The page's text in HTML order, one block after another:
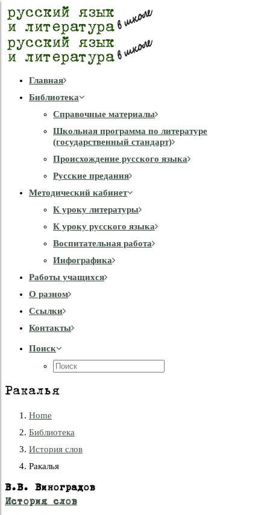
Главная
Библиотека
Справочные материалы
Школьная программа по литературе
(государственный стандарт)
Происхождение русского языка
Русские предания
Методический кабинет
К уроку литературы
К уроку русского языка
Воспитательная работа
Инфографика
Работы учащихся
О разном
Cсылки
Контакты
Поиск
Ракалья
Home
Библиотека
История слов
Ракалья
В.В. Виноградов
История слов